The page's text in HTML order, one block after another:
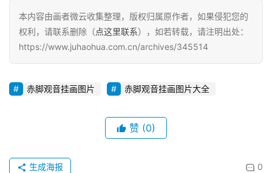
本内容由画者微云收集整理，版权归属原作者，如果侵犯您的
权利，请联系删除（点这里联系），如若转载，请注明出处：
https://www.juhaohua.com.cn/archives/345514
赤脚观音挂画图片 赤脚观音挂画图片大全
赞 (0)
0
生成海报